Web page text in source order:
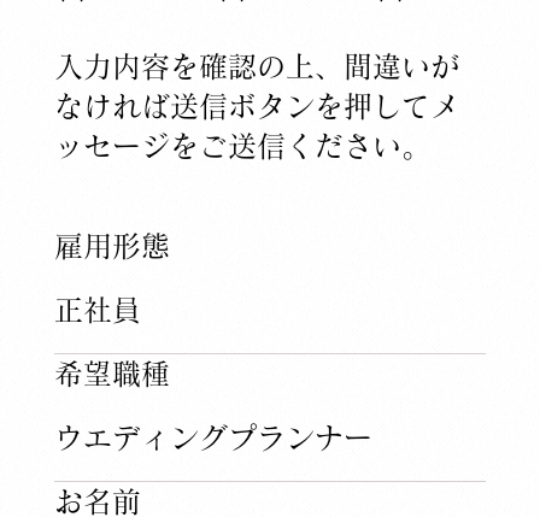
入力内容を確認の上、間違いが
なければ送信ボタンを押してメ
ッセージをご送信ください。
​雇用形態
​希望職種
​お名前
正社員
ウエディングプランナー